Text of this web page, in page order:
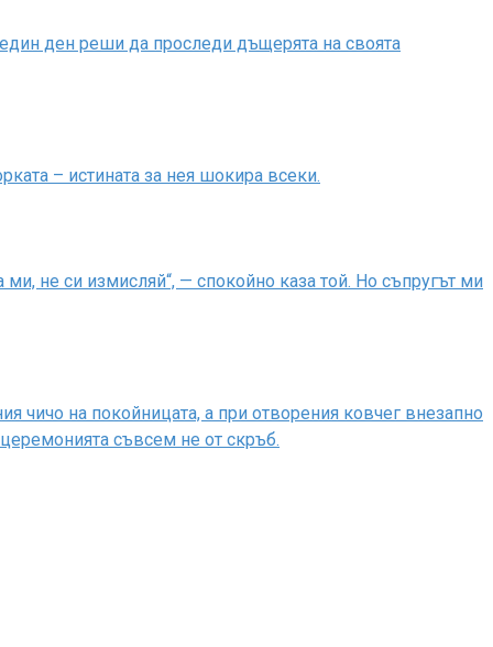
ден реши да проследи дъщерята на своята
– истината за нея шокира всеки.
не си измисляй“, — спокойно каза той. Но съпругът ми
чичо на покойницата, а при отворения ковчег внезапно
съвсем не от скръб.